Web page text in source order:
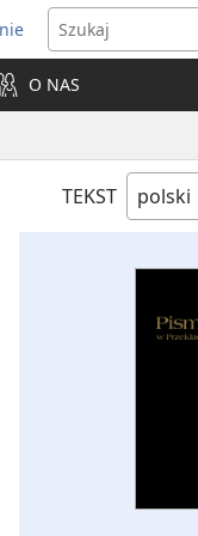
O NAS
TEKST